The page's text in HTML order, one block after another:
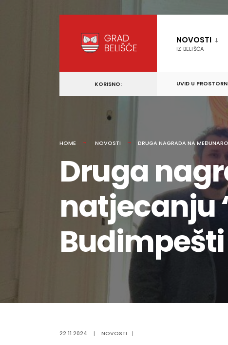
content
NOVOSTI
IZ BELIŠĆA
KORISNO: UVID U
HOME NOVOSTI DRUGA NAGRADA NA
Druga
natjecanju
Budimpešti
22.11.2024. | NOVOSTI |